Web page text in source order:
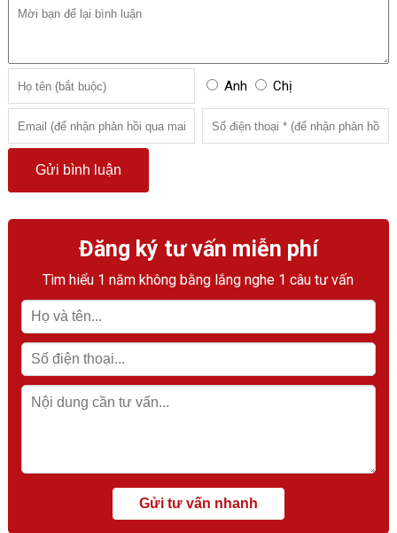
Anh Chị
Đăng ký tư vấn miễn phí
Tìm hiểu 1 năm không bằng lắng nghe 1 câu tư vấn